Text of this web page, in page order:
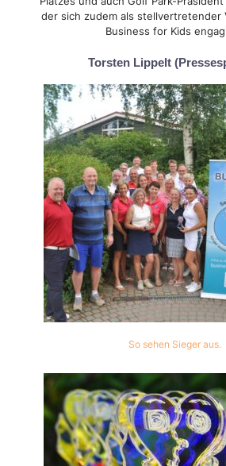
der sich zudem als stellvertretender
Business for Kids
Torsten Lippelt
So sehen Sieger aus.